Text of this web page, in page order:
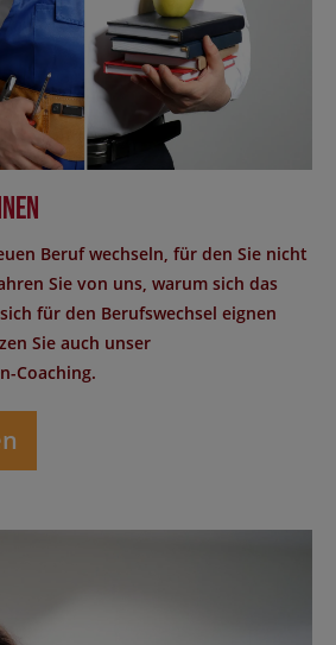
Beruf wechseln, für den Sie nicht
Sie von uns, warum sich das
für den Berufswechsel eignen
Sie auch unser
Coaching.